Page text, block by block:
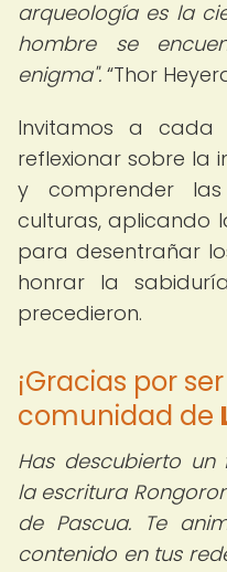
arqueología es la
hombre se
enigma". Thor
Invitamos a cada
reflexionar sobre la
y comprender
culturas, aplicando
para desentrañar
honrar la
precedieron.
¡Gracias por
comunidad de
Has descubierto
la escritura
de Pascua. Te
contenido en tus